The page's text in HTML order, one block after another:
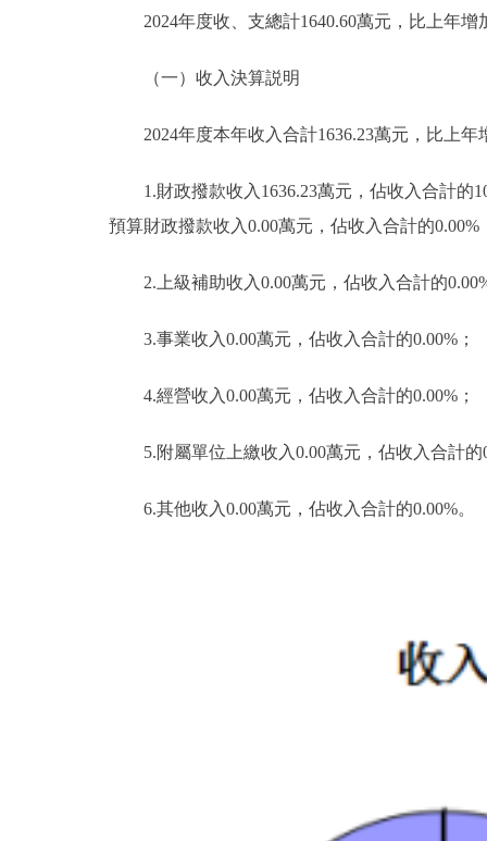
2024年度收、支總計1640.60萬元，比上年增
（一）收入決算説明
2024年度本年收入合計1636.23萬元，比上年
1.財政撥款收入1636.23萬元，佔收入合計的
預算財政撥款收入0.00萬元，佔收入合計的
2.上級補助收入0.00萬元，佔收入合計的
3.事業收入0.00萬元，佔收入合計的0.00%；
4.經營收入0.00萬元，佔收入合計的0.00%；
5.附屬單位上繳收入0.00萬元，佔收入合計的
6.其他收入0.00萬元，佔收入合計的0.00%。